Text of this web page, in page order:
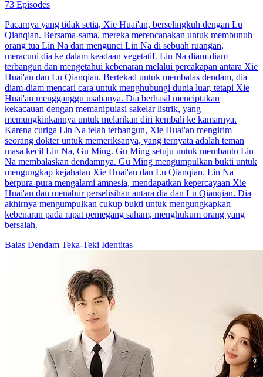
73 Episodes
Pacarnya yang tidak setia, Xie Huai'an, berselingkuh dengan Lu
Qianqian. Bersama-sama, mereka merencanakan untuk membunuh
orang tua Lin Na dan mengunci Lin Na di sebuah ruangan,
meracuni dia ke dalam keadaan vegetatif. Lin Na diam-diam
terbangun dan mengetahui kebenaran melalui percakapan antara Xie
Huai'an dan Lu Qianqian. Bertekad untuk membalas dendam, dia
diam-diam mencari cara untuk menghubungi dunia luar, tetapi Xie
Huai'an mengganggu usahanya. Dia berhasil menciptakan
kekacauan dengan memanipulasi sakelar listrik, yang
memungkinkannya untuk melarikan diri kembali ke kamarnya.
Karena curiga Lin Na telah terbangun, Xie Huai'an mengirim
seorang dokter untuk memeriksanya, yang ternyata adalah teman
masa kecil Lin Na, Gu Ming. Gu Ming setuju untuk membantu Lin
Na membalaskan dendamnya. Gu Ming mengumpulkan bukti untuk
mengungkap kejahatan Xie Huai'an dan Lu Qianqian. Lin Na
berpura-pura mengalami amnesia, mendapatkan kepercayaan Xie
Huai'an dan menabur perselisihan antara dia dan Lu Qianqian. Dia
akhirnya mengumpulkan cukup bukti untuk mengungkapkan
kebenaran pada rapat pemegang saham, menghukum orang yang
bersalah.
Balas Dendam Teka-Teki Identitas